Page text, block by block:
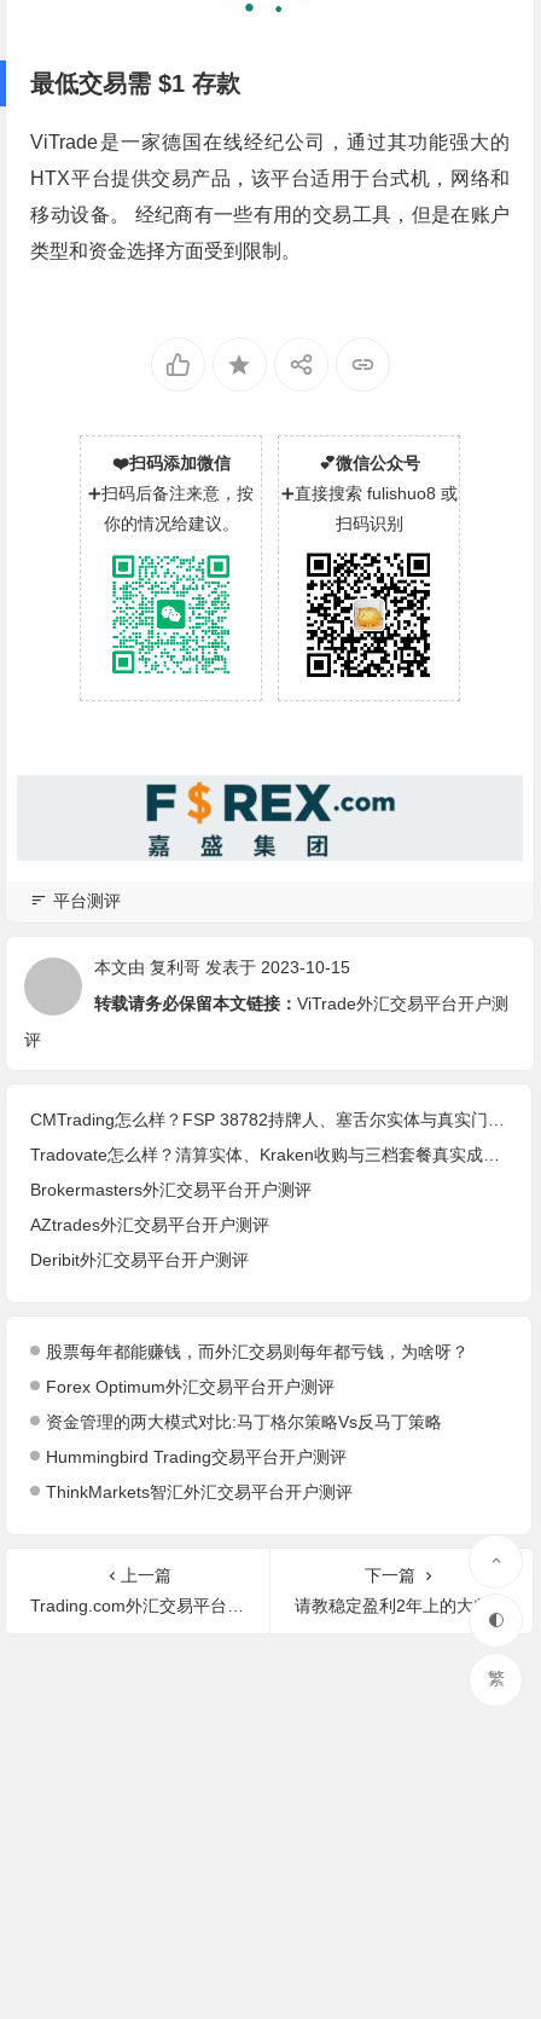
最低交易需 $1 存款
ViTrade是一家德国在线经纪公司，通过其功能强大的
HTX平台提供交易产品，该平台适用于台式机，网络和
移动设备。 经纪商有一些有用的交易工具，但是在账户
类型和资金选择方面受到限制。
❤️扫码添加微信
➕扫码后备注来意，按
你的情况给建议。
💕微信公众号
➕直接搜索 fulishuo8 或
扫码识别
平台测评
本文由复利哥 发表于 2023-10-15
转载请务必保留本文链接：ViTrade外汇交易平台开户测
评
Brokermasters外汇交易平台开户测评
AZtrades外汇交易平台开户测评
Deribit外汇交易平台开户测评
股票每年都能赚钱，而外汇交易则每年都亏钱，为啥呀？
Forex Optimum外汇交易平台开户测评
资金管理的两大模式对比:马丁格尔策略Vs反马丁策略
Hummingbird Trading交易平台开户测评
ThinkMarkets智汇外汇交易平台开户测评
上一篇
Trading.com外汇交易平台开户测评
下一篇
请教稳定盈利2年上的大师，组建交易系统后复盘多少年的历史好？
繁